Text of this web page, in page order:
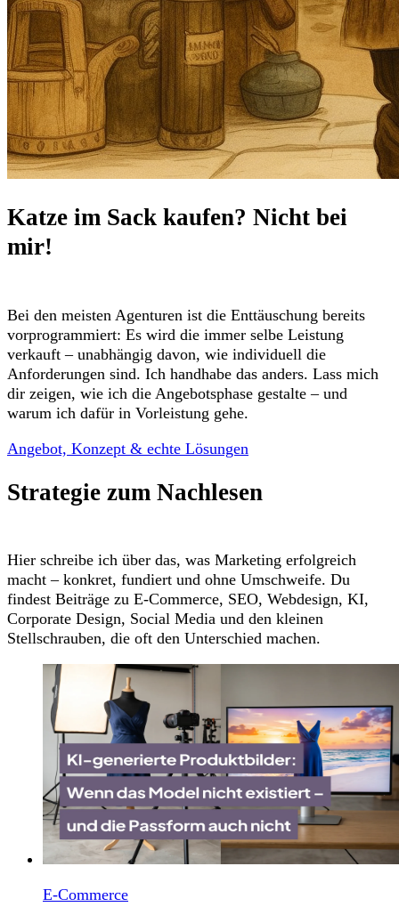
Katze im Sack kaufen? Nicht bei
mir!
Bei den meisten Agenturen ist die Enttäuschung bereits
vorprogrammiert: Es wird die immer selbe Leistung
verkauft – unabhängig davon, wie individuell die
Anforderungen sind. Ich handhabe das anders. Lass mich
dir zeigen, wie ich die Angebotsphase gestalte – und
warum ich dafür in Vorleistung gehe.
Angebot, Konzept & echte Lösungen
Strategie zum Nachlesen
Hier schreibe ich über das, was Marketing erfolgreich
macht – konkret, fundiert und ohne Umschweife. Du
findest Beiträge zu E-Commerce, SEO, Webdesign, KI,
Corporate Design, Social Media und den kleinen
Stellschrauben, die oft den Unterschied machen.
E-Commerce